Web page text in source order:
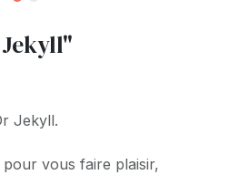
Jekyll"
Jekyll.
vous faire plaisir,